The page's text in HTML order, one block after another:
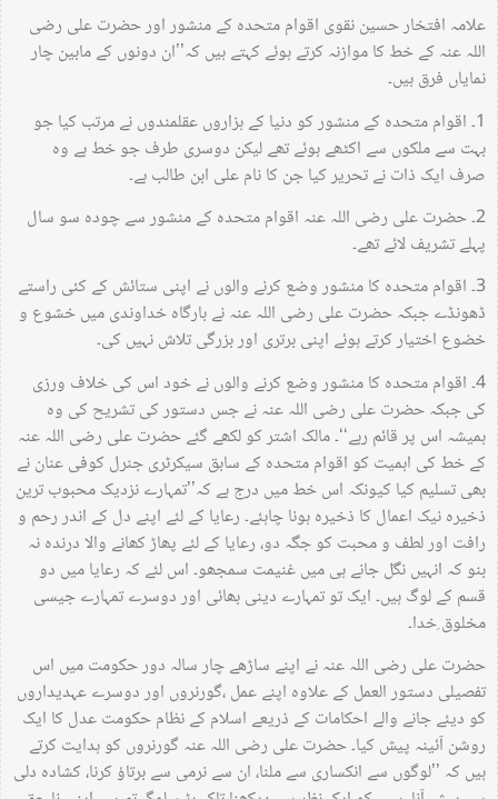
علامہ افتخار حسین نقوی اقوام متحدہ کے منشور اور حضرت علی رضی
اللہ عنہ کے خط کا موازنہ کرتے ہوئے کہتے ہیں کہ’’ان دونوں کے مابین چار
نمایاں فرق ہیں۔
1۔ اقوام متحدہ کے منشور کو دنیا کے ہزاروں عقلمندوں نے مرتب کیا جو
بہت سے ملکوں سے اکٹھے ہوئے تھے لیکن دوسری طرف جو خط ہے وہ
صرف ایک ذات نے تحریر کیا جن کا نام علی ابن طالب ہے۔
2۔ حضرت علی رضی اللہ عنہ اقوام متحدہ کے منشور سے چودہ سو سال
پہلے تشریف لائے تھے۔
3۔ اقوام متحدہ کا منشور وضع کرنے والوں نے اپنی ستائش کے کئی راستے
ڈھونڈے جبکہ حضرت علی رضی اللہ عنہ نے بارگاہ خداوندی میں خشوع و
خضوع اختیار کرتے ہوئے اپنی برتری اور بزرگی تلاش نہیں کی۔
4۔ اقوام متحدہ کا منشور وضع کرنے والوں نے خود اس کی خلاف ورزی
کی جبکہ حضرت علی رضی اللہ عنہ نے جس دستور کی تشریح کی وہ
ہمیشہ اس پر قائم رہے‘‘۔ مالک اشتر کو لکھے گئے حضرت علی رضی اللہ عنہ
کے خط کی اہمیت کو اقوام متحدہ کے سابق سیکرٹری جنرل کوفی عنان نے
بھی تسلیم کیا کیونکہ اس خط میں درج ہے کہ’’تمہارے نزدیک محبوب ترین
ذخیرہ نیک اعمال کا ذخیرہ ہونا چاہئے۔ رعایا کے لئے اپنے دل کے اندر رحم و
رافت اور لطف و محبت کو جگہ دو، رعایا کے لئے پھاڑ کھانے والا درندہ نہ
بنو کہ انہیں نگل جانے ہی میں غنیمت سمجھو۔ اس لئے کہ رعایا میں دو
قسم کے لوگ ہیں۔ ایک تو تمہارے دینی بھائی اور دوسرے تمہارے جیسی
مخلوق ِخدا۔
حضرت علی رضی اللہ عنہ نے اپنے ساڑھے چار سالہ دور حکومت میں اس
تفصیلی دستور العمل کے علاوہ اپنے عمل ،گورنروں اور دوسرے عہدیداروں
کو دیئے جانے والے احکامات کے ذریعے اسلام کے نظام حکومت عدل کا ایک
روشن آئینہ پیش کیا۔ حضرت علی رضی اللہ عنہ گورنروں کو ہدایت کرتے
ہیں کہ ’’لوگوں سے انکساری سے ملنا، ان سے نرمی سے برتاؤ کرنا، کشادہ دلی